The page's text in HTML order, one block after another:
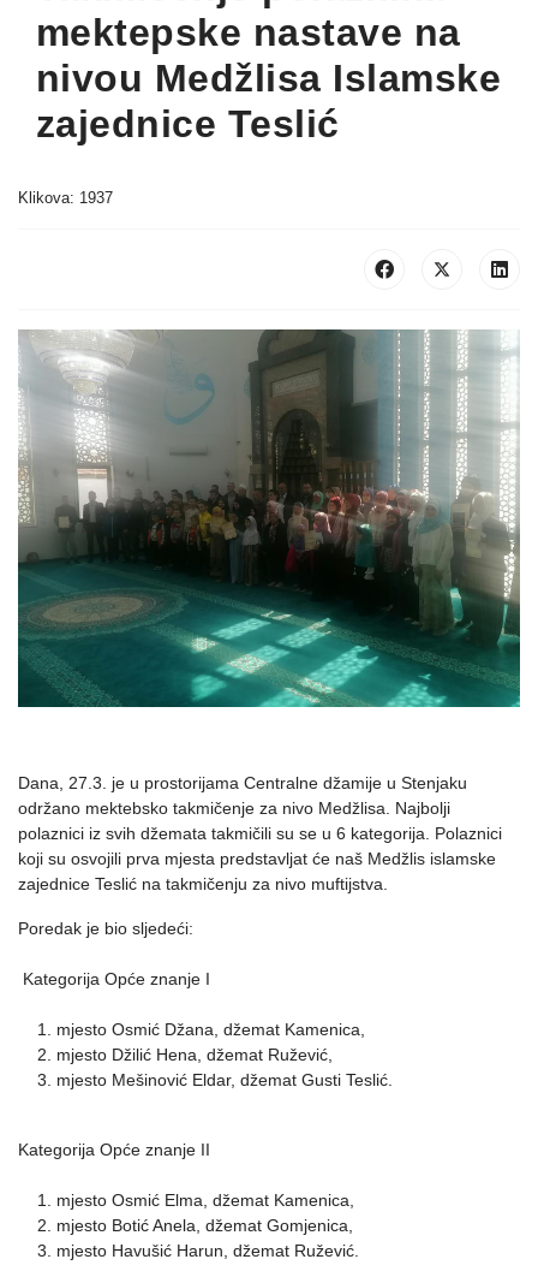
mektepske nastave na
nivou Medžlisa Islamske
zajednice Teslić
Klikova: 1937
Dana, 27.3. je u prostorijama Centralne džamije u Stenjaku
održano mektebsko takmičenje za nivo Medžlisa. Najbolji
polaznici iz svih džemata takmičili su se u 6 kategorija. Polaznici
koji su osvojili prva mjesta predstavljat će naš Medžlis islamske
zajednice Teslić na takmičenju za nivo muftijstva.
Poredak je bio sljedeći:
Kategorija Opće znanje I
mjesto Osmić Džana, džemat Kamenica,
mjesto Džilić Hena, džemat Ružević,
mjesto Mešinović Eldar, džemat Gusti Teslić.
Kategorija Opće znanje II
mjesto Osmić Elma, džemat Kamenica,
mjesto Botić Anela, džemat Gomjenica,
mjesto Havušić Harun, džemat Ružević.